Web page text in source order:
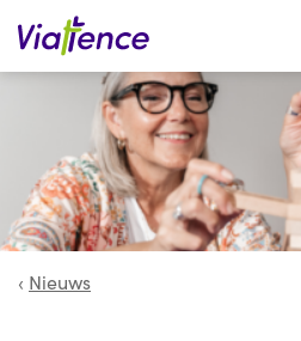
Zoeken
Nieuws